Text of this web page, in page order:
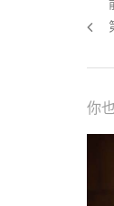
你